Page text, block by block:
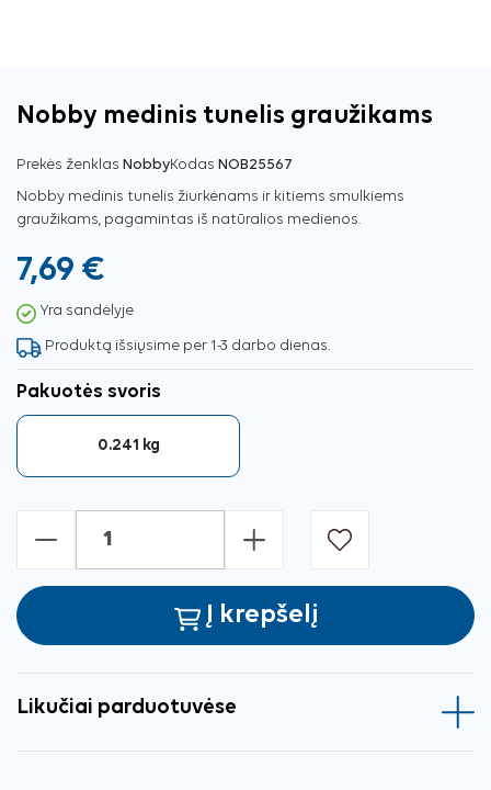
Nobby medinis tunelis graužikams
Prekės ženklas NobbyKodas NOB25567
Nobby medinis tunelis žiurkėnams ir kitiems smulkiems
graužikams, pagamintas iš natūralios medienos.
7,69 €
Yra sandėlyje
Produktą išsiųsime per 1-3 darbo dienas.
Pakuotės svoris
0.241 kg
- +
Į krepšelį
Likučiai parduotuvėse